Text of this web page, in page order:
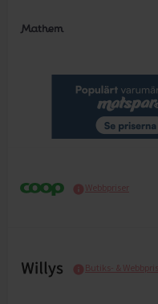
Webbpriser
Butiks- & Webbpris